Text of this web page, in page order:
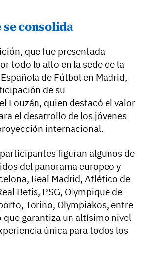
se consolida
que fue presentada
todo lo alto en la sede de la
de Fútbol en Madrid,
de su
Louzán, quien destacó el valor
el desarrollo de los jóvenes
internacional.
figuran algunos de
del panorama europeo y
Real Madrid, Atlético de
Betis, PSG, Olympique de
Torino, Olympiakos, entre
que garantiza un altísimo nivel
única para todos los